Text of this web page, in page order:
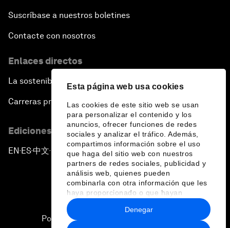
Esta página web usa cookies
Las cookies de este sitio web se usan
para personalizar el contenido y los
anuncios, ofrecer funciones de redes
sociales y analizar el tráfico. Además,
compartimos información sobre el uso
que haga del sitio web con nuestros
partners de redes sociales, publicidad y
análisis web, quienes pueden
combinarla con otra información que les
haya proporcionado o que hayan
recopilado a partir del uso que haya
hecho de sus servicios.
Denegar
Suscríbase a nuestros boletines
Contacte con nosotros
Enlaces directos
La sostenibilidad en el Foro
Carreras profesionales
Ediciones en otros idiomas
EN ▪ES▪中文▪ 日本語
Política de privacidad y normas de uso